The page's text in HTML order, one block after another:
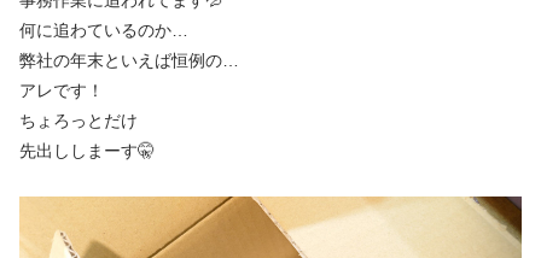
何に追わているのか…
弊社の年末といえば恒例の…
アレです！
ちょろっとだけ
先出ししまーす🤫